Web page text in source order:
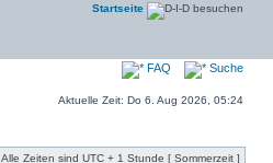
Startseite
FAQ Suche
Aktuelle Zeit: Do 6. Aug 2026, 05:24
Alle Zeiten sind UTC + 1 Stunde [ Sommerzeit ]